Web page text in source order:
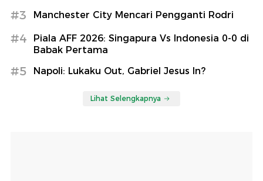
#3 Manchester City Mencari Pengganti Rodri
#4
Piala AFF 2026: Singapura Vs Indonesia 0-0 di
Babak Pertama
#5 Napoli: Lukaku Out, Gabriel Jesus In?
Lihat Selengkapnya